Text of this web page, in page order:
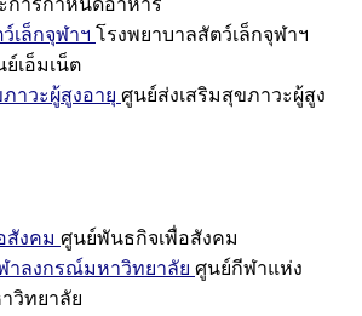
การกำหนดอาหาร
เล็กจุฬาฯ โรงพยาบาลสัตว์เล็กจุฬาฯ
ย์เอ็มเน็ต
าวะผู้สูงอายุ ศูนย์ส่งเสริมสุขภาวะผู้สูง
สังคม ศูนย์พันธกิจเพื่อสังคม
าลงกรณ์มหาวิทยาลัย ศูนย์กีฬาแห่ง
วิทยาลัย